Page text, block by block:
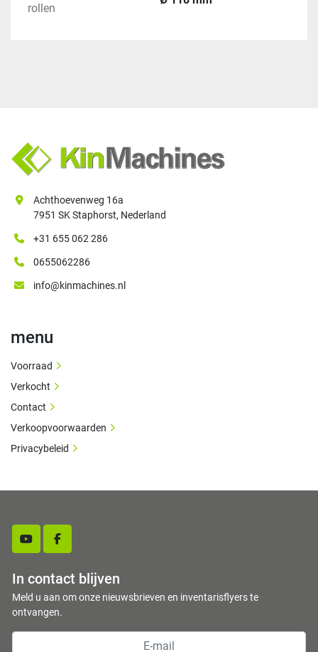
rollen
youtubefacebook
In contact blijven
Meld u aan om onze nieuwsbrieven en inventarisflyers te
ontvangen.
Achthoevenweg 16a
7951 SK Staphorst, Nederland
+31 655 062 286
0655062286
info@kinmachines.nl
menu
Voorraad
Verkocht
Contact
Verkoopvoorwaarden
Privacybeleid